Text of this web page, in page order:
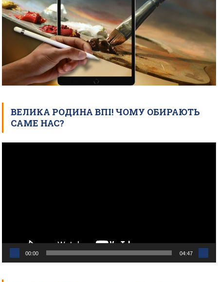
ВЕЛИКА РОДИНА ВПІ! ЧОМУ ОБИРАЮТЬ
САМЕ НАС?
00:00 04:47